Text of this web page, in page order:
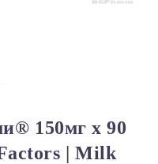
150мг х 90
| Milk